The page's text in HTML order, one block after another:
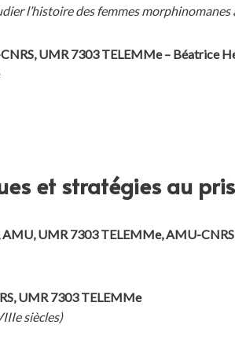
l’histoire des femmes morphinomanes
UMR 7303 TELEMMe – Béatrice
et stratégies au
AMU, UMR 7303 TELEMMe, AMU-CNRS
UMR 7303 TELEMMe
siècles)